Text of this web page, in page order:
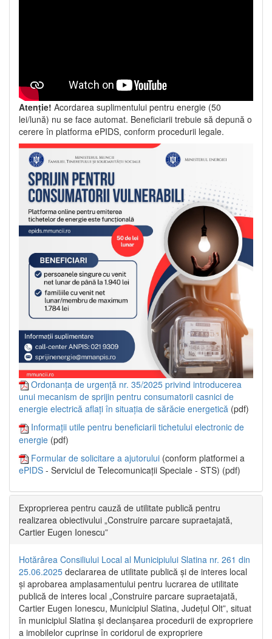
Atenție! Acordarea suplimentului pentru energie (50
lei/lună) nu se face automat. Beneficiarii trebuie să depună o
cerere în platforma ePIDS, conform procedurii legale.
Ordonanța de urgență nr. 35/2025 privind introducerea
unui mecanism de sprijin pentru consumatorii casnici de
energie electrică aflați în situația de sărăcie energetică (pdf)
Informații utile pentru beneficiarii tichetului electronic de
energie (pdf)
Formular de solicitare a ajutorului (conform platformei a
ePIDS - Serviciul de Telecomunicații Speciale - STS) (pdf)
Exproprierea pentru cauză de utilitate publică pentru
realizarea obiectivului „Construire parcare supraetajată,
Cartier Eugen Ionescu”
Hotărârea Consiliului Local al Municipiului Slatina nr. 261 din
25.06.2025 declararea de utilitate publică și de interes local
și aprobarea amplasamentului pentru lucrarea de utilitate
publică de interes local „Construire parcare supraetajată,
Cartier Eugen Ionescu, Municipiul Slatina, Județul Olt”, situat
în municipiul Slatina și declanșarea procedurii de expropriere
a imobilelor cuprinse în coridorul de expropriere